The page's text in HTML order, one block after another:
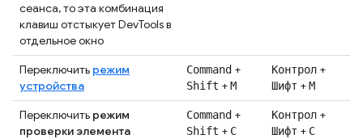
сеанса, то эта комбинация
клавиш отстыкует DevTools в
отдельное окно
Переключить режим
устройства
Command +
Shift +M
Контрол +
Шифт +М
Переключить режим
проверки элемента
Command +
Shift + C
Контрол +
Шифт + С